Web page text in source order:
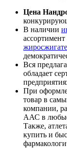
Цена
В наличии
Вся
обладает
При
товар в
компании,
ААС в
Также,
купить и